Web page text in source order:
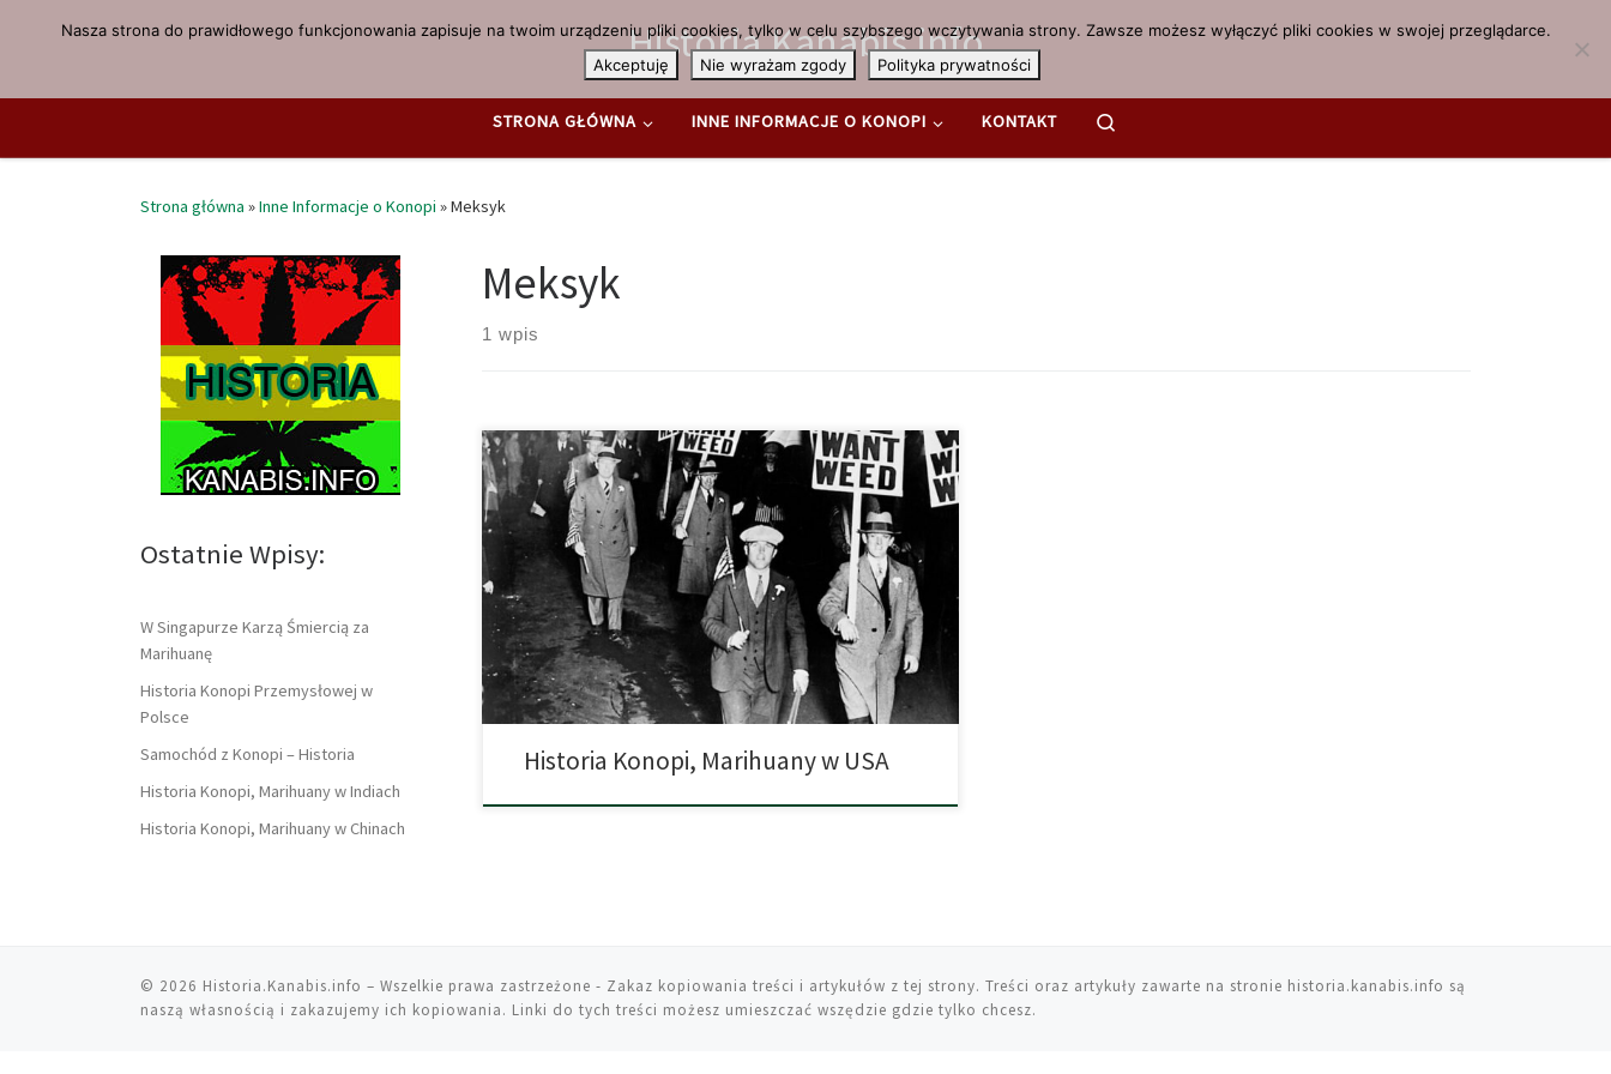
Przejdź do treści Historia.Kanabis.info
STRONA GŁÓWNA INNE INFORMACJE O KONOPI KONTAKT
Strona główna »Inne Informacje o Konopi »Meksyk
Meksyk
1 wpis
Kryzys Migracyjny Kolebką Marihuany w Stanach Zjednoczonych
Historia marihuany w USA sięga do początku XX wieku i jest
ściśle powiązana z kryzysem migracyjnym, wywołanym przez
niestabilną sytuację polityczną w Meksyku. To właśnie
Meksykanie, którzy po rewolucji w 1910 roku, zaczęli masowo
emigrować do Stanów Zjednoczonych rozpowszechnili,
popularną w ich kulturze […]
Historia Konopi, Marihuany w USA
Ostatnie Wpisy:
W Singapurze Karzą Śmiercią za
Marihuanę
Historia Konopi Przemysłowej w
Polsce
Samochód z Konopi – Historia
Historia Konopi, Marihuany w Indiach
Historia Konopi, Marihuany w Chinach
© 2026 Historia.Kanabis.info – Wszelkie prawa zastrzeżone - Zakaz kopiowania treści i artykułów z tej strony. Treści oraz artykuły zawarte na stronie historia.kanabis.info są
naszą własnością i zakazujemy ich kopiowania. Linki do tych treści możesz umieszczać wszędzie gdzie tylko chcesz.
Nasza strona do prawidłowego funkcjonowania zapisuje na twoim urządzeniu pliki cookies, tylko w celu szybszego wczytywania strony. Zawsze możesz wyłączyć pliki cookies w swojej przeglądarce.
Akceptuję
Nie wyrażam zgody Polityka prywatności